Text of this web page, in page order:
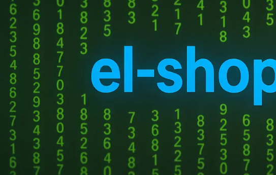
Получить код подтверждения
Купить токены для получения кодов
подтверждения
НОВЫЕ КОММЕНТАРИИ
Vlad Zorky к записи
Недорогие
маршрутизаторы с поддержкой Wi-Fi 7:
TP-Link 7DR7270 и 7DR7290.
Сева к записи Недорогие
маршрутизаторы с поддержкой Wi-Fi 7:
TP-Link 7DR7270 и 7DR7290.
Кириллк записи
«М.Видео-
Эльдорадо» открыла магазин в новой
загруженных рекламных систем
интернете за последние несколько
архитектуре рекламы «Яндекса»,
более релевантные предложения.
По итогам 2025 года, применение
заявил Алексей Штоколов, директор
экономической активности и
система компании позволяет
бюджета. В этом помогают
качество трафика для бизнеса.
ARGUS функционирует на
прогнозирует вероятность клика,
рекламой. Всенейросети
работают